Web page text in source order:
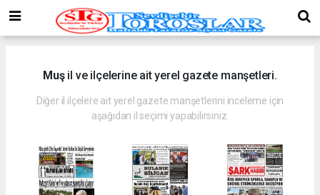
Muşil ve ilçelerine ait yerel gazete manşetleri.
Diğer il ilçelere ait yerel gazete manşetlerini inceleme için
aşağıdan il seçimi yapabilirsiniz.